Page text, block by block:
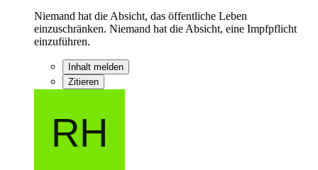
Niemand hat die Absicht, das öffentliche Leben
einzuschränken. Niemand hat die Absicht, eine Impfpflicht
einzuführen.
Inhalt melden
Zitieren